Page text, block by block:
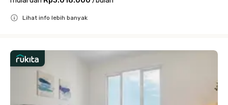
Lihat info lebih banyak